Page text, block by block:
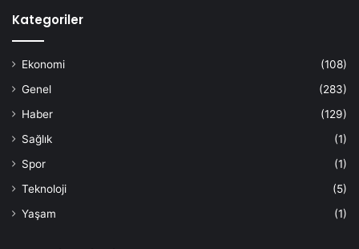
Kategoriler
Ekonomi
(108)
Genel
(283)
Haber
(129)
Sağlık
(1)
Spor
(1)
Teknoloji
(5)
Yaşam
(1)